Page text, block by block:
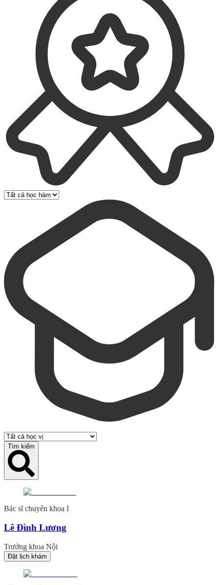
Tìm kiếm
Bác sĩ chuyên khoa I
Lê Đình Lương
Trưởng khoa Nội
Đặt lịch khám